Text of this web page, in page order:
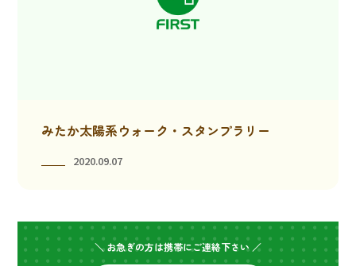
みたか太陽系ウォーク・スタンプラリー
2020.09.07
＼ お急ぎの方は携帯にご連絡下さい ／